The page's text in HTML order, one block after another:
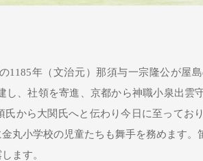
年（文治元）那須与一宗隆公が屋
し、社領を寄進、京都から神職小泉出雲
から大関氏へと伝わり今日に至ってお
丸小学校の児童たちも舞手を務めます
ます。